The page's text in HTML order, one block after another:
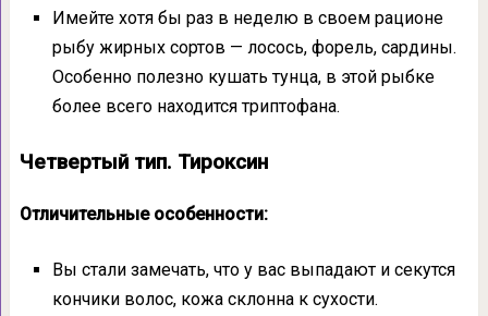
Имейте хотя бы раз в неделю в своем рационе
рыбу жирных сортов — лосось, форель, сардины.
Особенно полезно кушать тунца, в этой рыбке
более всего находится триптофана.
Четвертый тип. Тироксин
Отличительные особенности:
Вы стали замечать, что у вас выпадают и секутся
кончики волос, кожа склонна к сухости.